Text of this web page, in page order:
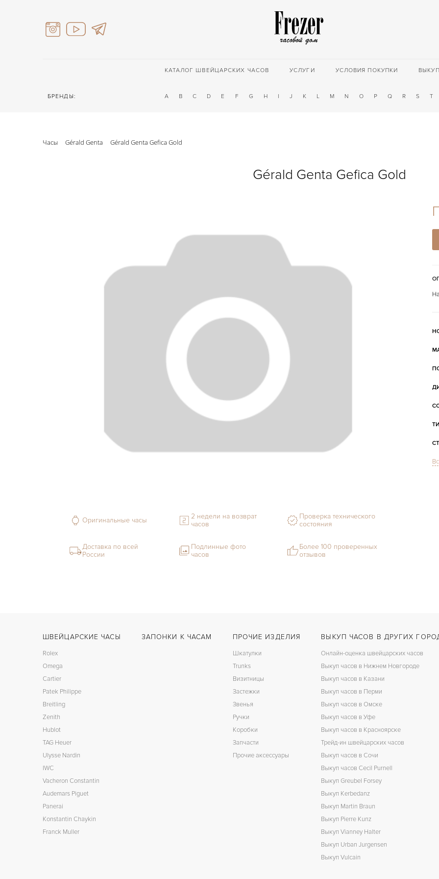
КАТАЛОГ ШВЕЙЦАРСКИХ ЧАСОВ УСЛУГИ УСЛОВИЯ ПОКУПКИ ВЫКУП
БРЕНДЫ: A B C D E F G H I J K L M N O P Q R S T
Часы Gérald Genta Gérald Genta Gefica Gold
Gérald Genta Gefica Gold
Оригинальные часы
2 недели на возврат
часов
Проверка технического
состояния
Доставка по всей
России
Подлинные фото
часов
Более 100 проверенных
отзывов
ШВЕЙЦАРСКИЕ ЧАСЫ
Rolex
Omega
Cartier
Patek Philippe
Breitling
Zenith
Hublot
TAG Heuer
Ulysse Nardin
IWC
Vacheron Constantin
Audemars Piguet
Panerai
Konstantin Chaykin
Franck Muller
ЗАПОНКИ К ЧАСАМ ПРОЧИЕ ИЗДЕЛИЯ
Шкатулки
Trunks
Визитницы
Застежки
Звенья
Ручки
Коробки
Запчасти
Прочие аксессуары
ВЫКУП ЧАСОВ В ДРУГИХ
Онлайн-оценка швейцарских часов
Выкуп часов в Нижнем Новгороде
Выкуп часов в Казани
Выкуп часов в Перми
Выкуп часов в Омске
Выкуп часов в Уфе
Выкуп часов в Красноярске
Трейд-ин швейцарских часов
Выкуп часов в Сочи
Выкуп часов Cecil Purnell
Выкуп Greubel Forsey
Выкуп Kerbedanz
Выкуп Martin Braun
Выкуп Pierre Kunz
Выкуп Vianney Halter
Выкуп Urban Jurgensen
Выкуп Vulcain